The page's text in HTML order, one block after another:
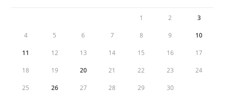
1 2 3
4 5 6 7 8 9 10
11 12 13 14 15 16 17
18 19 20 21 22 23 24
25 26 27 28 29 30